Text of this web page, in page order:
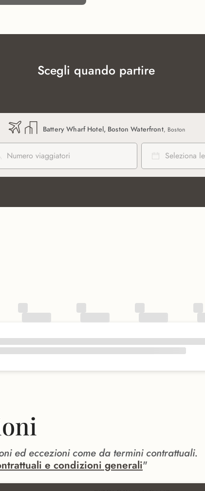
Scegli quando partire
Battery Wharf Hotel, Boston Waterfront, Boston
Numero viaggiatori Seleziona
ed eccezioni come da termini contrattuali.
e condizioni generali"